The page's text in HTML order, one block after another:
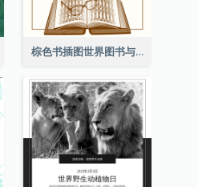
棕色书插图世界图书与版权日Instagram帖子